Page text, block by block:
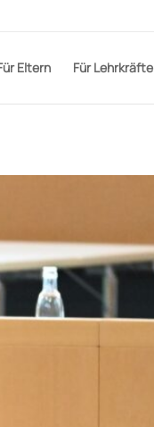
Eltern Für Lehrkräfte